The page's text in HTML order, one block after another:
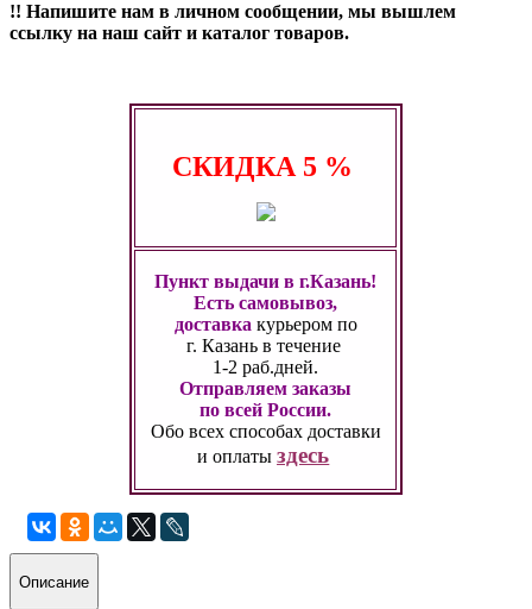
!! Напишите нам в личном сообщении, мы вышлем
ссылку на наш сайт и каталог товаров.
СКИДКА 5 %
Пункт выдачи в г.Казань!
Есть самовывоз,
доставка курьером по
г. Казань в течение
1-2 раб.дней.
Отправляем заказы
по всей России.
Обо всех способах доставки
и оплатыздесь
Описание